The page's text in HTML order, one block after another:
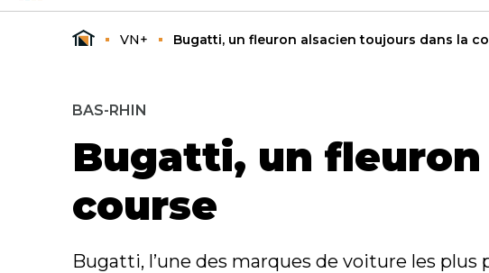
VN+ Bugatti, un fleuron alsacien toujours dans la
BAS-RHIN
Bugatti, un
course
Bugatti, l’une des marques de voiture les